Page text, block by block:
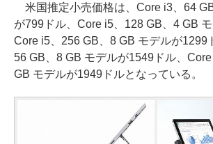
米国推定小売価格は、Core i3、64
が799ドル、Core i5、128 GB、4 GB モ
Core i5、256 GB、8 GB モデルが1299
56 GB、8 GB モデルが1549ドル、
GB モデルが1949ドルとなっている。